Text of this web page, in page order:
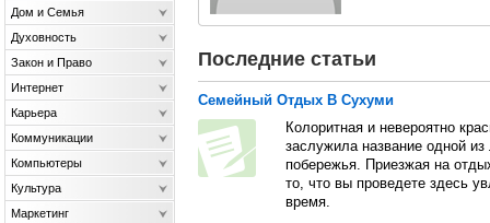
Последние статьи
Семейный Отдых В Сухуми
Колоритная и невероятно
заслужила название одной
побережья. Приезжая на
то, что вы проведете здесь
время.
Дом и Семья
Духовность
Закон и Право
Интернет
Карьера
Коммуникации
Компьютеры
Культура
Маркетинг